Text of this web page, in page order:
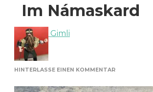
Im Námaskard
Gimli
HINTERLASSE EINEN KOMMENTARZU
NÁMASKARD